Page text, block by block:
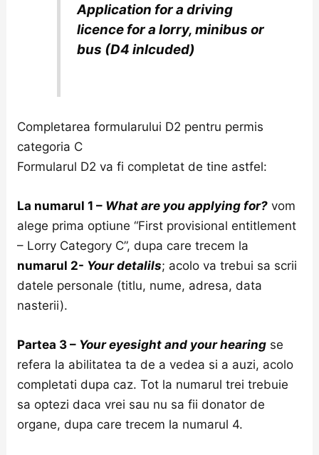
Application for a driving
licence for a lorry, minibus or
bus (D4 inlcuded)
Completarea formularului D2 pentru permis
categoria C
Formularul D2 va fi completat de tine astfel:
La numarul 1 – What are you applying for? vom
alege prima optiune “First provisional entitlement
– Lorry Category C”, dupa care trecem la
numarul 2- Your detalils; acolo va trebui sa scrii
datele personale (titlu, nume, adresa, data
nasterii).
Partea 3 – Your eyesight and your hearing se
refera la abilitatea ta de a vedea si a auzi, acolo
completati dupa caz. Tot la numarul trei trebuie
sa optezi daca vrei sau nu sa fii donator de
organe, dupa care trecem la numarul 4.